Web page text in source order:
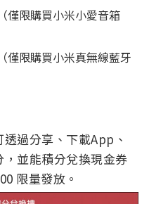
僅限購買小米小愛音箱
僅限購買小米真無線藍牙
過分享、下載App、
並能積分兌換現金券
限量發放。